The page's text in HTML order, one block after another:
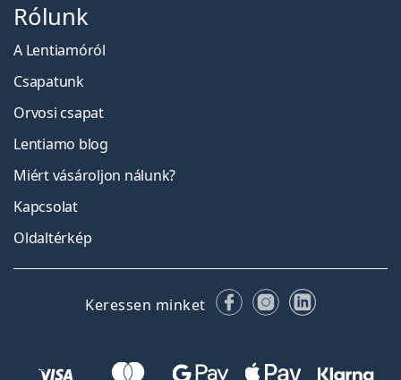
Rólunk
A Lentiamóról
Csapatunk
Orvosi csapat
Lentiamo blog
Miért vásároljon nálunk?
Kapcsolat
Oldaltérkép
Keressen minket FacebookInstagram
LinkedIn